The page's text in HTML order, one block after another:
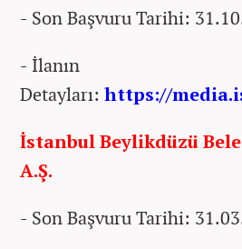
- Son Başvuru Tarihi:
- İlanın
Detayları: https://
İstanbul Beylikdüzü
A.Ş.
- Son Başvuru Tarihi: